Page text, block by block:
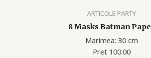
ARTICOLE PARTY
8 Masks Batman
Marimea: 30 cm
Pret 100.00